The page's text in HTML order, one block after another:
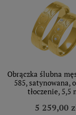
Obrączka ślubna
585, satynowana,
tłoczenie, 5,5
5 259,00